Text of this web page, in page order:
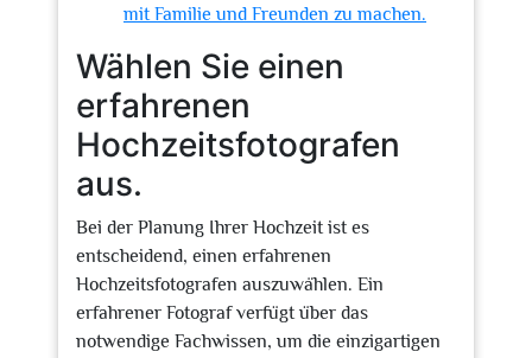
mit Familie und Freunden zu machen.
Wählen Sie einen
erfahrenen
Hochzeitsfotografen
aus.
Bei der Planung Ihrer Hochzeit ist es
entscheidend, einen erfahrenen
Hochzeitsfotografen auszuwählen. Ein
erfahrener Fotograf verfügt über das
notwendige Fachwissen, um die einzigartigen